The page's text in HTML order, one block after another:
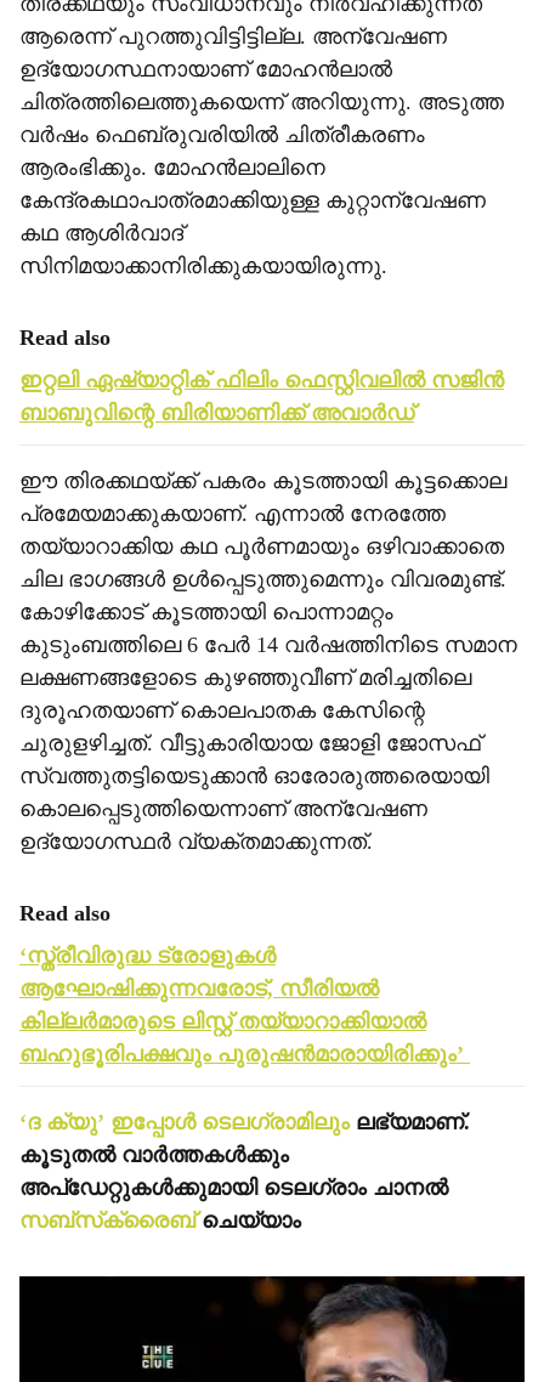
ആരെന്ന് പുറത്തുവിട്ടിട്ടില്ല. അന്വേഷണ
ഉദ്യോഗസ്ഥനായാണ് മോഹന്‍ലാല്‍
ചിത്രത്തിലെത്തുകയെന്ന് അറിയുന്നു. അടുത്ത
വര്‍ഷം ഫെബ്രുവരിയില്‍ ചിത്രീകരണം
ആരംഭിക്കും. മോഹന്‍ലാലിനെ
കേന്ദ്രകഥാപാത്രമാക്കിയുള്ള കുറ്റാന്വേഷണ
കഥ ആശിര്‍വാദ്
സിനിമയാക്കാനിരിക്കുകയായിരുന്നു.
Read also
ഇറ്റലി ഏഷ്യാറ്റിക് ഫിലിം ഫെസ്റ്റിവലില്‍ സജിന്‍
ബാബുവിന്റെ ബിരിയാണിക്ക് അവാര്‍ഡ്
ഈ തിരക്കഥയ്ക്ക് പകരം കൂടത്തായി കൂട്ടക്കൊല
പ്രമേയമാക്കുകയാണ്. എന്നാല്‍ നേരത്തേ
തയ്യാറാക്കിയ കഥ പൂര്‍ണമായും ഒഴിവാക്കാതെ
ചില ഭാഗങ്ങള്‍ ഉള്‍പ്പെടുത്തുമെന്നും വിവരമുണ്ട്.
കോഴിക്കോട് കൂടത്തായി പൊന്നാമറ്റം
കുടുംബത്തിലെ 6 പേര്‍ 14 വര്‍ഷത്തിനിടെ സമാന
ലക്ഷണങ്ങളോടെ കുഴഞ്ഞുവീണ് മരിച്ചതിലെ
ദുരൂഹതയാണ് കൊലപാതക കേസിന്റെ
ചുരുളഴിച്ചത്. വീട്ടുകാരിയായ ജോളി ജോസഫ്
സ്വത്തുതട്ടിയെടുക്കാന്‍ ഓരോരുത്തരെയായി
കൊലപ്പെടുത്തിയെന്നാണ് അന്വേഷണ
ഉദ്യോഗസ്ഥര്‍ വ്യക്തമാക്കുന്നത്.
Read also
‘സ്ത്രീവിരുദ്ധ ട്രോളുകള്‍
ആഘോഷിക്കുന്നവരോട്, സീരിയല്‍
കില്ലര്‍മാരുടെ ലിസ്റ്റ് തയ്യാറാക്കിയാല്‍
ബഹുഭൂരിപക്ഷവും പുരുഷന്‍മാരായിരിക്കും’
‘ദ ക്യു’ ഇപ്പോള്‍ ടെലഗ്രാമിലും ലഭ്യമാണ്.
കൂടുതല്‍ വാര്‍ത്തകള്‍ക്കും
അപ്‌ഡേറ്റുകള്‍ക്കുമായി ടെലഗ്രാം ചാനല്‍
സബ്‌സ്‌ക്രൈബ് ചെയ്യാം